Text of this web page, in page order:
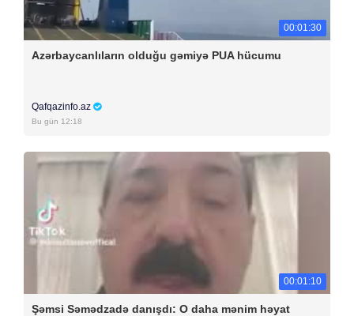
00:01:30
Azərbaycanlıların olduğu gəmiyə PUA hücumu
Qafqazinfo.az
Bu gün 12:18
00:01:10
Şəmsi Səmədzadə danışdı: O daha mənim həyat